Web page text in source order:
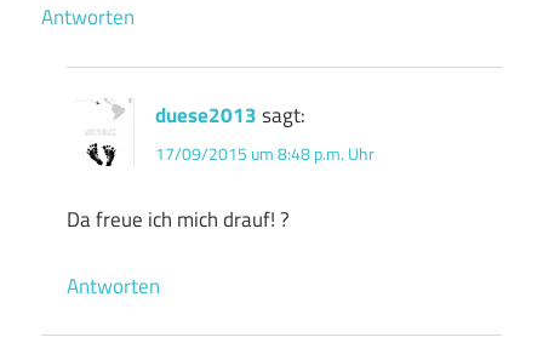
Antworten
duese2013 sagt:
17/09/2015 um 8:48 p.m. Uhr
Da freue ich mich drauf! ?
Antworten